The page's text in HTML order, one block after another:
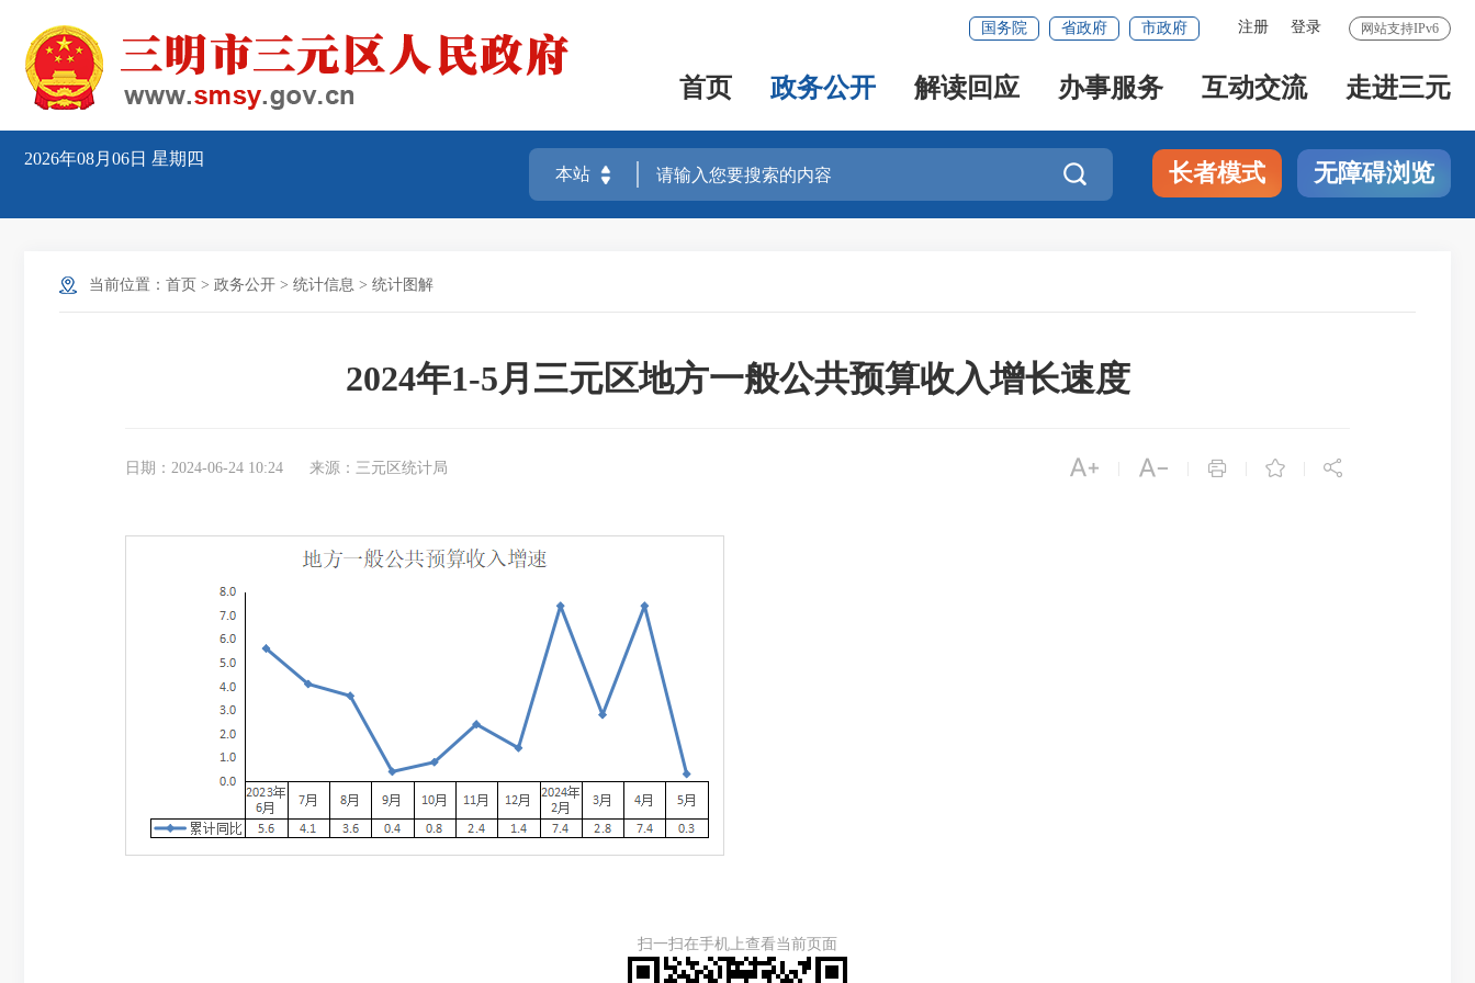
网站支持IPv6
注册 登录
国务院 省政府 市政府
首页 政务公开 解读回应 办事服务 互动交流 走进三元
2026年08月06日 星期四
 长者模式 无障碍浏览
当前位置： 首页 > 政务公开 > 统计信息 > 统计图解
2024年1-5月三元区地方一般公共预算收入增长速度
日期：2024-06-24 10:24 来源：三元区统计局     
扫一扫在手机上查看当前页面